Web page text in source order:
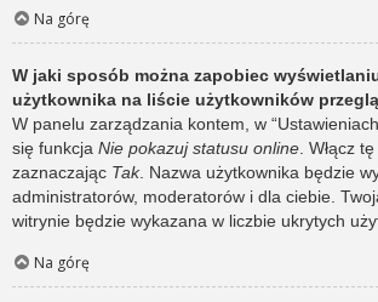
Na górę
W jaki sposób można zapobiec
użytkownika na liście użytkowników
W panelu zarządzania kontem, w
się funkcja Nie pokazuj statusu online . Włącz
zaznaczając Tak. Nazwa użytkownika będzie
administratorów, moderatorów i dla ciebie.
witrynie będzie wykazana w liczbie ukrytych
Na górę